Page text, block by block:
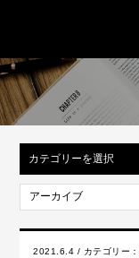
カテゴリーを選択
アーカイブ
2021.6.4 / カテゴリー：